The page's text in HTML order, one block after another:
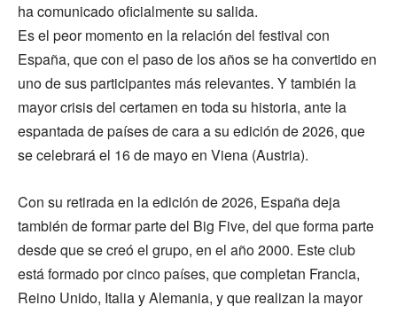
ha comunicado oficialmente su salida.
Es el peor momento en la relación del festival con
España, que con el paso de los años se ha convertido en
uno de sus participantes más relevantes. Y también la
mayor crisis del certamen en toda su historia, ante la
espantada de países de cara a su edición de 2026, que
se celebrará el 16 de mayo en Viena (Austria).
Con su retirada en la edición de 2026, España deja
también de formar parte del Big Five, del que forma parte
desde que se creó el grupo, en el año 2000. Este club
está formado por cinco países, que completan Francia,
Reino Unido, Italia y Alemania, y que realizan la mayor